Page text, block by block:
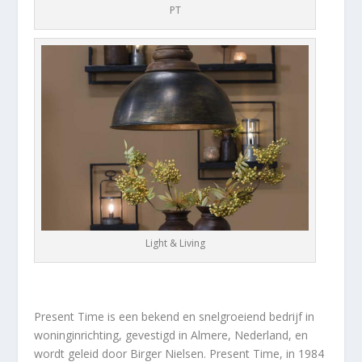
PT
Light & Living
Present Time is een bekend en snelgroeiend bedrijf in
woninginrichting, gevestigd in Almere, Nederland, en
wordt geleid door Birger Nielsen. Present Time, in 1984